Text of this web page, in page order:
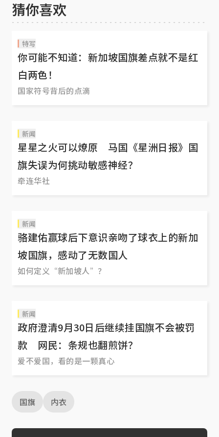
猜你喜欢
特写
你可能不知道：新加坡国旗差点就不是红
白两色！
国家符号背后的点滴
新闻
星星之火可以燎原 马国《星洲日报》国
旗失误为何挑动敏感神经？
牵连华社
新闻
骆建佑赢球后下意识亲吻了球衣上的新加
坡国旗，感动了无数国人
如何定义“新加坡人”？
新闻
政府澄清9月30日后继续挂国旗不会被罚
款 网民：条规也翻煎饼？
爱不爱国，看的是一颗真心
国旗 内衣